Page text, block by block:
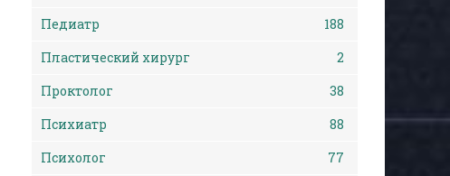
Педиатр
188
Пластический хирург
2
Проктолог
38
Психиатр
88
Психолог
77